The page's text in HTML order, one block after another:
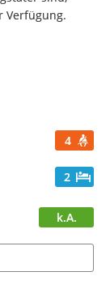
Verfügung.
4
2
k.A.